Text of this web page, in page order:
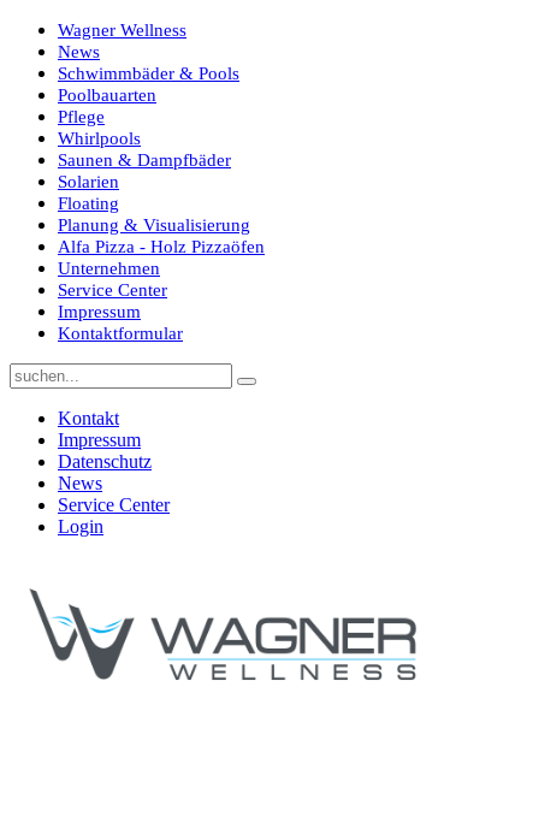
Wagner Wellness
News
Schwimmbäder & Pools
Poolbauarten
Pflege
Whirlpools
Saunen & Dampfbäder
Solarien
Floating
Planung & Visualisierung
Alfa Pizza - Holz Pizzaöfen
Unternehmen
Service Center
Impressum
Kontaktformular
Kontakt
Impressum
Datenschutz
News
Service Center
Login